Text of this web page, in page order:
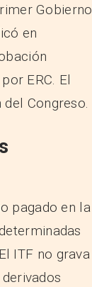
Gobierno
en
ERC. El
Congreso.
pagado en la
ITF no grava